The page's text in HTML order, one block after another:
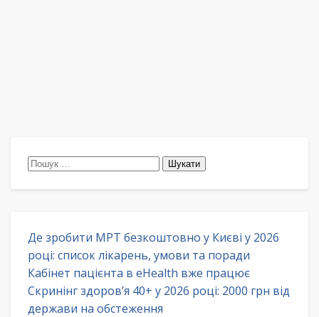
Пошук:
Де зробити МРТ безкоштовно у Києві у 2026
році: список лікарень, умови та поради
Кабінет пацієнта в eHealth вже працює
Скринінг здоров’я 40+ у 2026 році: 2000 грн від
держави на обстеження